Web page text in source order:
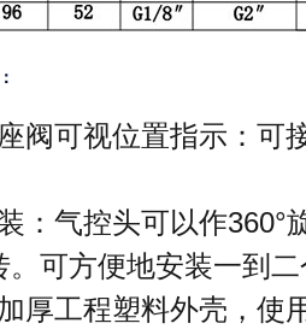
阀可视位置指示：可
：气控头可以作360°
。可方便地安装一到
厚工程塑料外壳，使